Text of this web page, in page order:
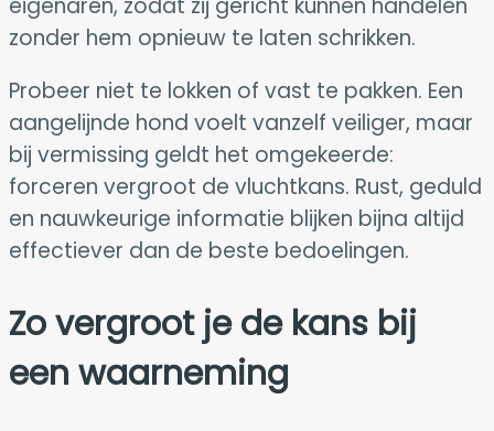
zonder hem opnieuw te laten schrikken.
Probeer niet te lokken of vast te pakken. Een
aangelijnde hond voelt vanzelf veiliger, maar
bij vermissing geldt het omgekeerde:
forceren vergroot de vluchtkans. Rust, geduld
en nauwkeurige informatie blijken bijna altijd
effectiever dan de beste bedoelingen.
Zo vergroot je de kans bij
een waarneming